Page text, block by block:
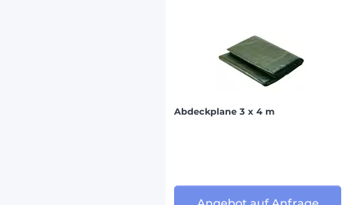
Abdeckplane 3 x 4 m